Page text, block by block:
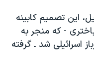
این تصمیم کابینه
- که منجر به
سرباز اسرائیلی شد ـ گرفته